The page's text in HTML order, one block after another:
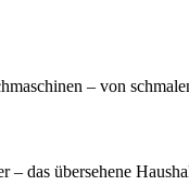
– von
– das übersehene